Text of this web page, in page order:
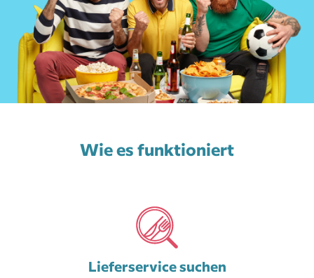
Wie es funktioniert
Lieferservice suchen